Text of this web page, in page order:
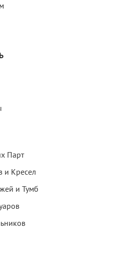
Парт
и Кресел
и Тумб